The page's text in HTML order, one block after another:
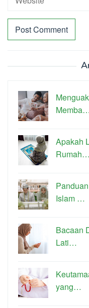
Apakah
Rumah…
Islam …
Bacaan
Lati…
yang…